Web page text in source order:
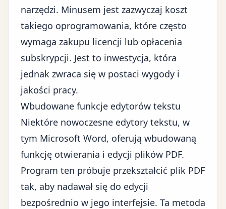
narzędzi. Minusem jest zazwyczaj koszt
takiego oprogramowania, które często
wymaga zakupu licencji lub opłacenia
subskrypcji. Jest to inwestycja, która
jednak zwraca się w postaci wygody i
jakości pracy.
Wbudowane funkcje edytorów tekstu
Niektóre nowoczesne edytory tekstu, w
tym Microsoft Word, oferują wbudowaną
funkcję otwierania i edycji plików PDF.
Program ten próbuje przekształcić plik PDF
tak, aby nadawał się do edycji
bezpośrednio w jego interfejsie. Ta metoda